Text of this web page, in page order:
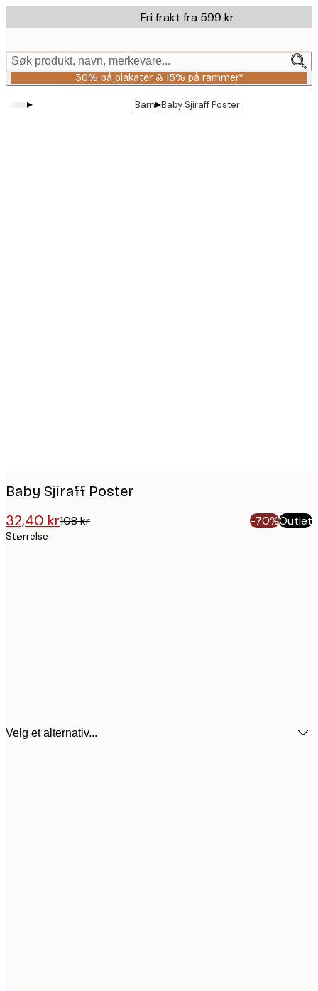
to
content.
Fri frakt fra 599 kr
Søk produkt, navn, merkevare...
30% på plakater & 15% på rammer*
▸ Barn▸Baby Sjiraff Poster
Baby Sjiraff Poster
32,40 kr108 kr -70%Outlet
Størrelse
Velg et alternativ...